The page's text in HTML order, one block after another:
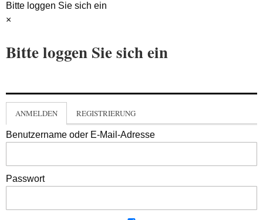
Bitte loggen Sie sich ein
×
Bitte loggen Sie sich ein
ANMELDEN REGISTRIERUNG
Benutzername oder E-Mail-Adresse
Passwort